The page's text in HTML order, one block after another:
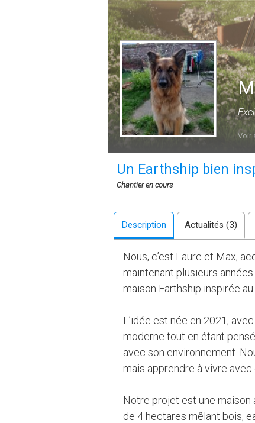
Voir
Un Earthship bien
Chantier en cours
Description Actualités (3)
Nous, c’est Laure et Max,
maintenant plusieurs
maison Earthship inspirée
L’idée est née en 2021,
moderne tout en étant
avec son environnement.
mais apprendre à vivre avec
Notre projet est une maison
de 4 hectares mêlant bois,